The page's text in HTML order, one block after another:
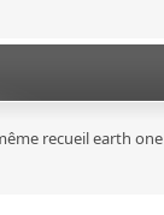
recueil earth one